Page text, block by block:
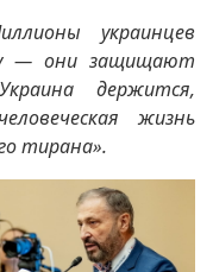
украинцев
— они защищают
держится,
жизнь
тирана».